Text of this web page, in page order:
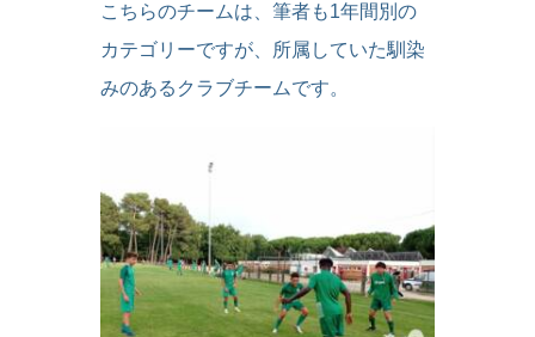
こちらのチームは、筆者も1年間別の
カテゴリーですが、所属していた馴染
みのあるクラブチームです。